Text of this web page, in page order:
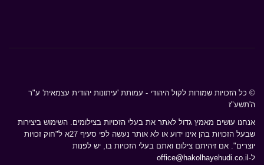
© כל הזכויות שמורות לקול היהודי - עמותת 'עיתונות יהודית עצמאית' ע"ר
ה'תשע"ז
אנחנו עושים מאמץ גדול לאתר את בעלי הזכויות בצילומים. השימוש ביצירות
שבעל הזכויות בהן אינו ידוע או לא אותר נעשה לפי סעיף 27א ל"חוק זכויות
יוצרים". אם זיהיתם צילום ואתם בעלי הזכויות בו, יש לפנות
ל- office@hakolhayehudi.co.il